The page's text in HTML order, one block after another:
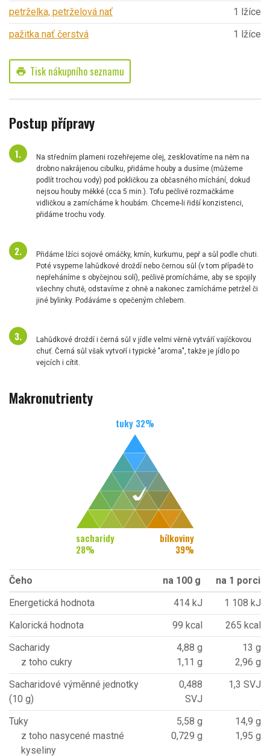
petrželka, petrželová nať
1 lžíce
pažitka nať čerstvá
1 lžíce
print Tisk nákupního seznamu
Postup přípravy
Na středním plameni rozehřejeme olej, zesklovatíme na něm na
drobno nakrájenou cibulku, přidáme houby a dusíme (můžeme
podlít trochou vody) pod pokličkou za občasného míchání, dokud
nejsou houby měkké (cca 5 min.). Tofu pečlivě rozmačkáme
vidličkou a zamícháme k houbám. Chceme-li řidší konzistenci,
přidáme trochu vody.
Přidáme lžíci sojové omáčky, kmín, kurkumu, pepř a sůl podle chuti.
Poté vsypeme lahůdkové droždí nebo černou sůl (v tom případě to
nepřeháníme s obyčejnou solí), pečlivě promícháme, aby se spojily
všechny chutě, odstavíme z ohně a nakonec zamícháme petržel či
jiné bylinky. Podáváme s opečeným chlebem.
Lahůdkové droždí i černá sůl v jídle velmi věrně vytváří vajíčkovou
chuť. Černá sůl však vytvoří i typické "aroma", takže je jídlo po
vejcích i cítit.
Makronutrienty
tuky 32%
sacharidy
28%
bílkoviny
39%
Čeho na 100 g
na 1 porci
Energetická hodnota
414 kJ
1 108 kJ
Kalorická hodnota
99 kcal
265 kcal
Sacharidy
z toho cukry
4,88 g
1,11 g
13 g
2,96 g
Sacharidové výměnné jednotky
(10 g)
0,488
SVJ
1,3 SVJ
Tuky
z toho nasycené mastné
kyseliny
5,58 g
0,729 g
14,9 g
1,95 g